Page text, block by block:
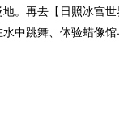
。再去【日照冰宫
中跳舞、体验蜡像